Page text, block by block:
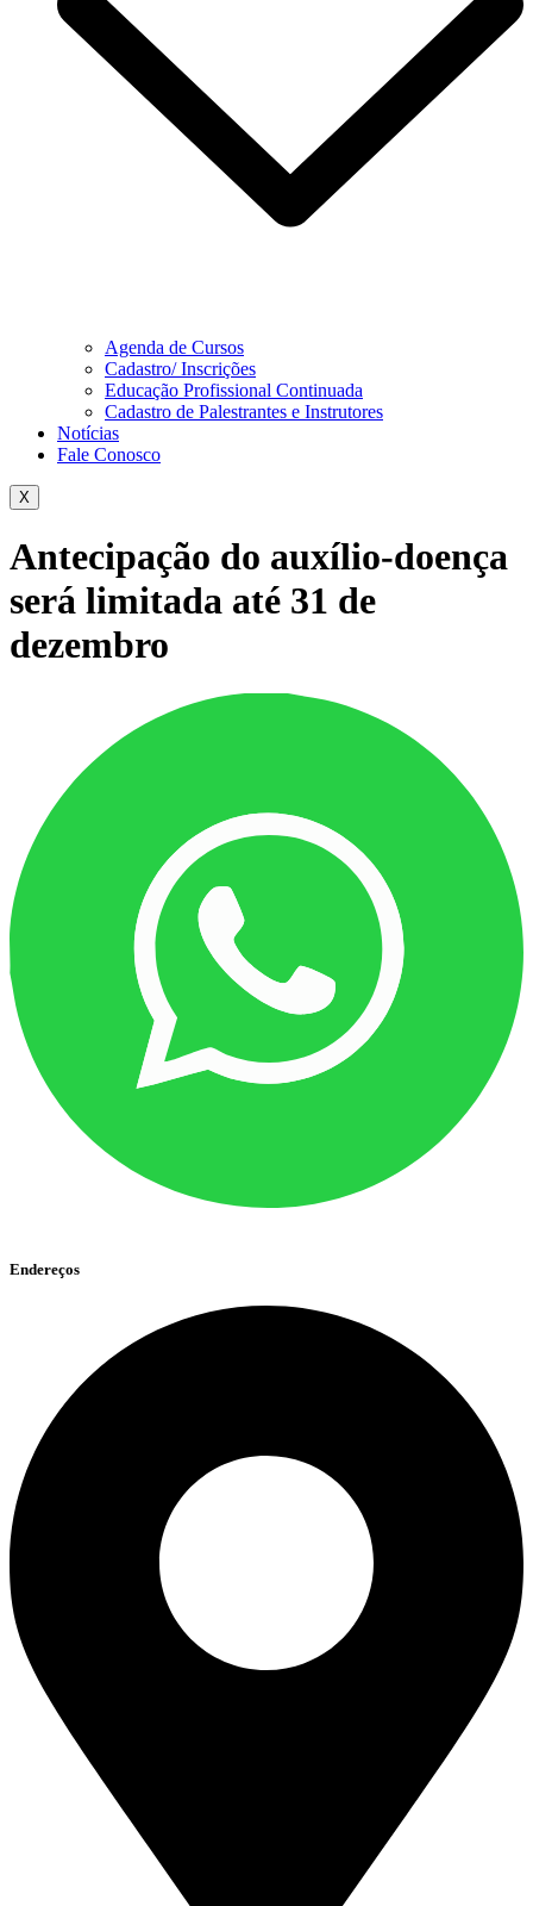
Agenda de Cursos
Cadastro/ Inscrições
Educação Profissional Continuada
Cadastro de Palestrantes e Instrutores
Notícias
Fale Conosco
X
Antecipação do auxílio-doença
será limitada até 31 de
dezembro
Endereços